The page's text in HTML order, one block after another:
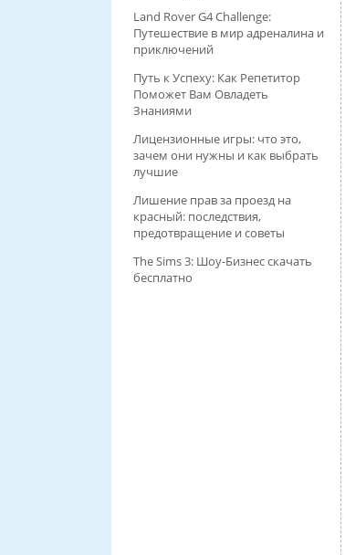
Land Rover G4 Challenge:
Путешествие в мир адреналина и
приключений
Путь к Успеху: Как Репетитор
Поможет Вам Овладеть
Знаниями
Лицензионные игры: что это,
зачем они нужны и как выбрать
лучшие
Лишение прав за проезд на
красный: последствия,
предотвращение и советы
The Sims 3: Шоу-Бизнес скачать
бесплатно